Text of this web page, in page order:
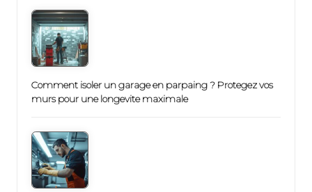
Comment isoler un garage en parpaing ? Protegez vos
murs pour une longevite maximale